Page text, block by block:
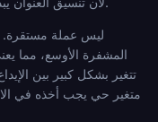
المشفرة الأوسع، مما
تتغير بشكل كبير بين
متغير حي يجب أخذه في